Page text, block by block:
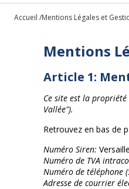
Accueil Mentions Légales et
Mentions
Article 1:
Ce site est la propriété
Vallée").
Retrouvez en bas de
Numéro Siren:
Numéro de TVA
Numéro de téléphone
Adresse de courrier